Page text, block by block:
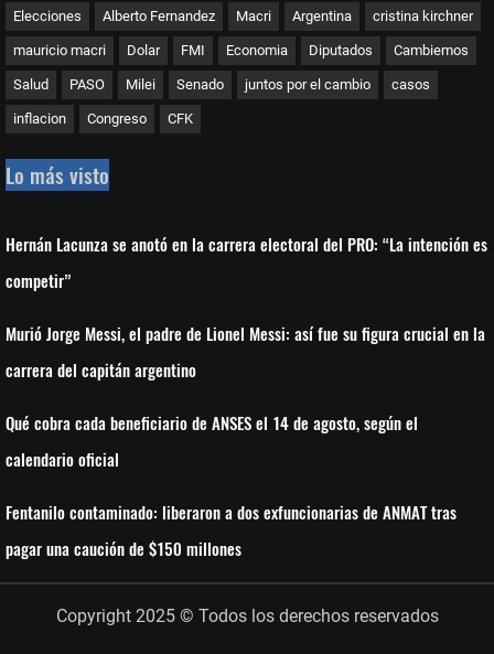
Elecciones Alberto Fernandez Macri Argentina cristina kirchner
mauricio macri Dolar FMI Economia Diputados Cambiemos
Salud PASO Milei Senado juntos por el cambio casos
inflacion Congreso CFK
Lo más visto
Hernán Lacunza se anotó en la carrera electoral del PRO: “La intención es
competir”
Murió Jorge Messi, el padre de Lionel Messi: así fue su figura crucial en la
carrera del capitán argentino
Qué cobra cada beneficiario de ANSES el 14 de agosto, según el
calendario oficial
Fentanilo contaminado: liberaron a dos exfuncionarias de ANMAT tras
pagar una caución de $150 millones
Copyright 2025 © Todos los derechos reservados